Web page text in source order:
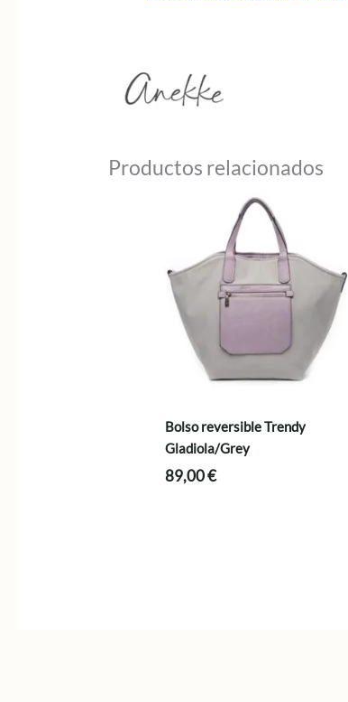
Productos relacionados
Bolso reversible Trendy
Gladiola/Grey
89,00€